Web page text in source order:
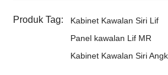
Produk Tag:
Kabinet Kawalan Siri Lif
Panel kawalan Lif MR
Kabinet Kawalan Siri